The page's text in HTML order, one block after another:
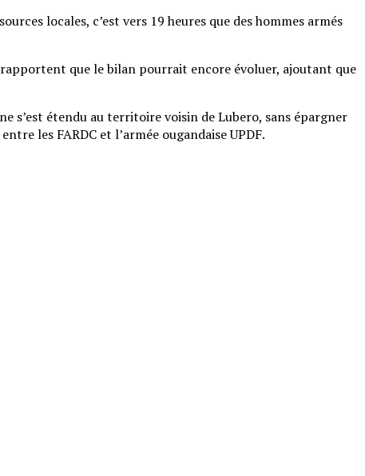
locales, c’est vers 19 heures que des hommes armés
que le bilan pourrait encore évoluer, ajoutant que
s’est étendu au territoire voisin de Lubero, sans épargner
les FARDC et l’armée ougandaise UPDF.